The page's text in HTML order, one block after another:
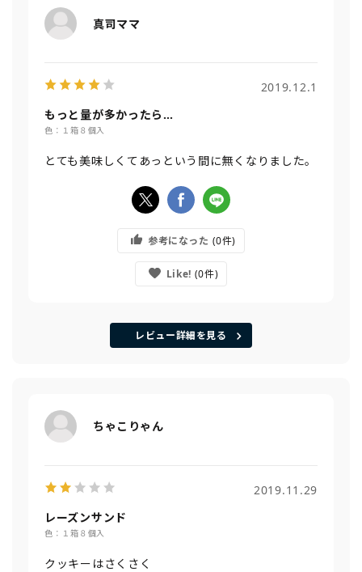
真司ママ
2019.12.1
もっと量が多かったら…
色：１箱８個入
とても美味しくてあっという間に無くなりました。
参考になった 0
Like! 0
レビュー詳細を見る
ちゃこりゃん
2019.11.29
レーズンサンド
色：１箱８個入
クッキーはさくさく